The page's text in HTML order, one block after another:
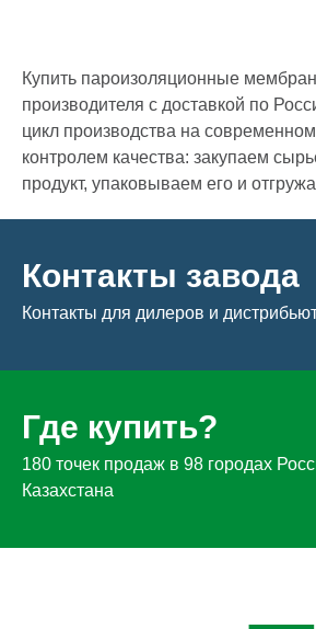
Купить пароизоляционные
производителя с доставкой по
цикл производства на
контролем качества: закупаем
продукт, упаковываем его и
Контакты завода
Контакты для дилеров и
Где купить?
180 точек продаж в 98 городах
Казахстана